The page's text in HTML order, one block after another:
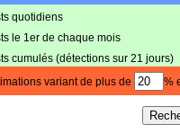
quotidiens
le 1er de chaque mois
cumulés (détections sur 21 jours)
variant de plus de %